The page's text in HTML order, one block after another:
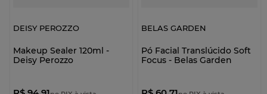
DEISY PEROZZO
Makeup Sealer 120ml -
Deisy Perozzo
BELAS GARDEN
Pó Facial Translúcido Soft
Focus - Belas Garden